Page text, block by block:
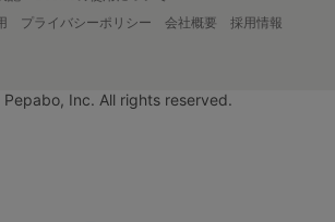
プライバシーポリシー 会社概要
採用情報
Inc. All rights reserved.